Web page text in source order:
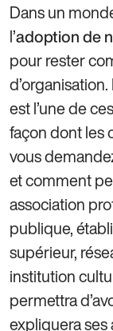
Dans un
l’adoption de
pour rester
d’organisation.
est l’une de
façon dont les
vous
et comment
association
publique,
supérieur,
institution
permettra
expliquera ses